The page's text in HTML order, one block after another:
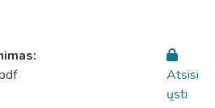
Atsisi
ųsti